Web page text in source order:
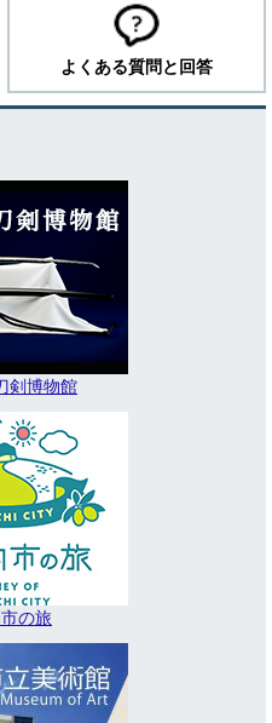
よくある質問と回答
剣博物館
の旅